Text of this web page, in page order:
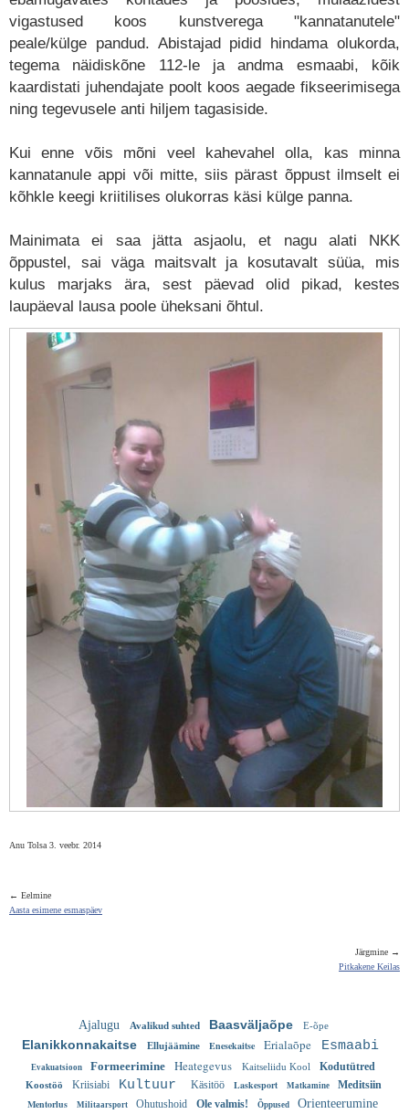
vigastused koos kunstverega "kannatanutele"
peale/külge pandud. Abistajad pidid hindama olukorda,
tegema näidiskõne 112-le ja andma esmaabi, kõik
kaardistati juhendajate poolt koos aegade fikseerimisega
ning tegevusele anti hiljem tagasiside.
Kui enne võis mõni veel kahevahel olla, kas minna
kannatanule appi või mitte, siis pärast õppust ilmselt ei
kõhkle keegi kriitilises olukorras käsi külge panna.
Mainimata ei saa jätta asjaolu, et nagu alati NKK
õppustel, sai väga maitsvalt ja kosutavalt süüa, mis
kulus marjaks ära, sest päevad olid pikad, kestes
laupäeval lausa poole üheksani õhtul.
Anu Tolsa 3. veebr. 2014
← Eelmine
Aasta esimene esmaspäev
Järgmine →
Pitkakene Keilas
Ajalugu Avalikud suhted Baasväljaõpe E-õpe
Elanikkonnakaitse Ellujäämine Enesekaitse Erialaõpe Esmaabi
Evakuatsioon Formeerimine Heategevus Kaitseliidu Kool Kodutütred
Koostöö Kriisiabi Kultuur Käsitöö Laskesport Matkamine
Meditsiin
Mentorlus
Militaarsport Ohutushoid Ole valmis! Õppused Orienteerumine